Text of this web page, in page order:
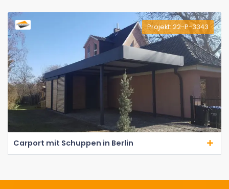
Projekt: 22-P-3343
Carport mit Schuppen in Berlin